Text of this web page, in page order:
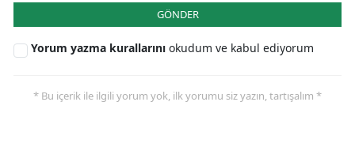
GÖNDER
Yorum yazma kurallarını okudum ve kabul ediyorum
* Bu içerik ile ilgili yorum yok, ilk yorumu siz yazın, tartışalım *